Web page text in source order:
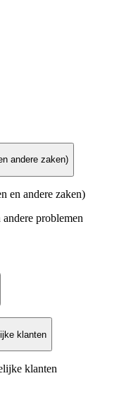
andere zaken)
en andere zaken)
problemen
klanten
klanten